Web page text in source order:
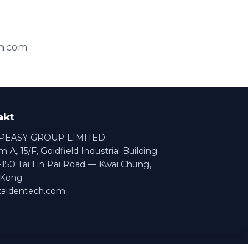
GROUP LIMITED
A, 15/F, Goldfield Industrial Building
Tai Lin Pai Road — Kwai Chung,